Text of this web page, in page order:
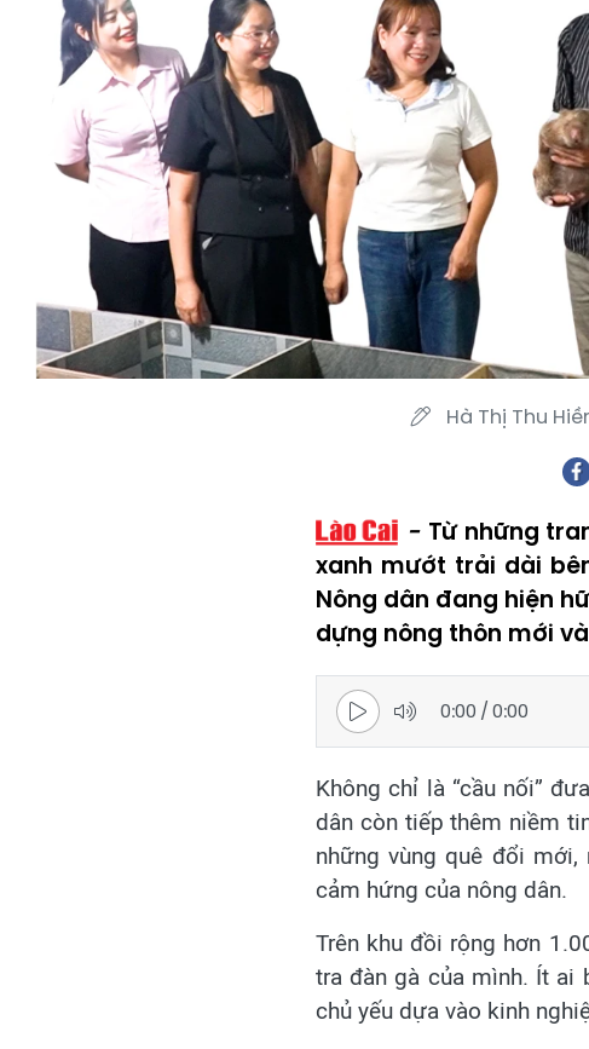
Hà Thị Thu
Từ những
xanh mướt trải dài
Nông dân đang hiện
dựng nông thôn mới
0:00 /0:00
Không chỉ là “cầu nối”
dân còn tiếp thêm niềm
những vùng quê đổi mới,
cảm hứng của nông dân.
Trên khu đồi rộng hơn
tra đàn gà của mình. Ít ai
chủ yếu dựa vào kinh